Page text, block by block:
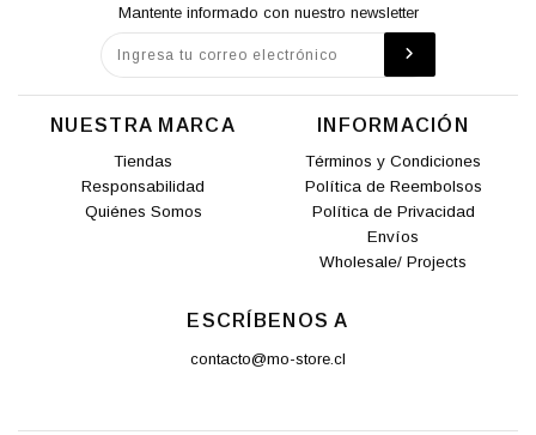
Mantente informado con nuestro newsletter
NUESTRA MARCA
Tiendas
Responsabilidad
Quiénes Somos
INFORMACIÓN
Términos y Condiciones
Política de Reembolsos
Política de Privacidad
Envíos
Wholesale/ Projects
ESCRÍBENOS A
contacto@mo-store.cl